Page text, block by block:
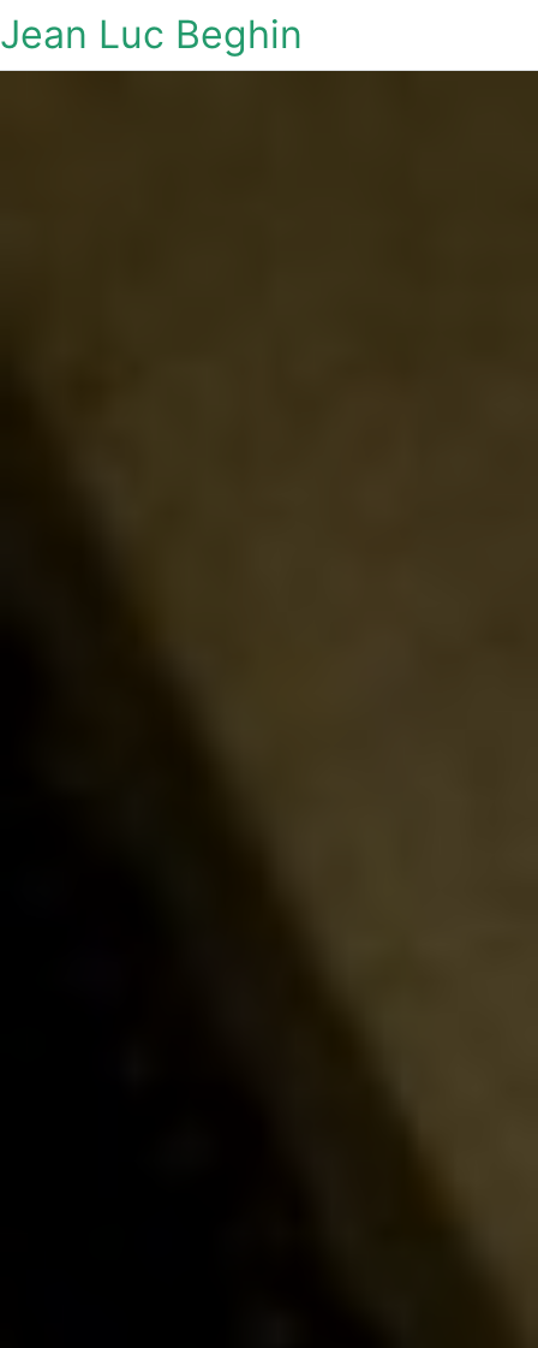
Jean Luc Beghin